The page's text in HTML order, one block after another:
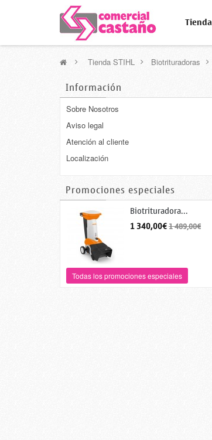
Tienda
> Tienda STIHL > Biotrituradoras >
Información
Sobre Nosotros
Aviso legal
Atención al cliente
Localización
Promociones especiales
Biotrituradora...
1 340,00€1 489,00€
Todas los promociones especiales